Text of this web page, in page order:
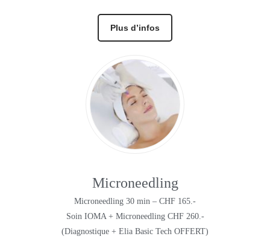
Plus d’infos
Microneedling
Microneedling 30 min – CHF 165.-
Soin IOMA + Microneedling CHF 260.-
(Diagnostique + Elia Basic Tech OFFERT)